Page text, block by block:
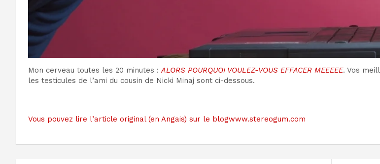
Mon cerveau toutes les 20 minutes :ALORS POURQUOI VOULEZ-VOUS EFFACER MEEEEE. Vos
les testicules de l’ami du cousin de Nicki Minaj sont ci-dessous.
Vous pouvez lire l’article original (en Angais) sur le blogwww.stereogum.com